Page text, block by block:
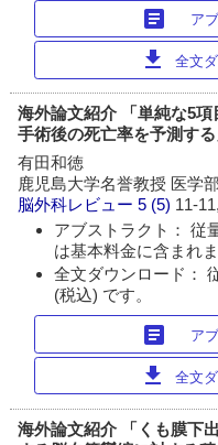
article ア
download 全文
海外論文紹介 「単純な5
手術後の死亡率を予測する
有田和徳
鹿児島大学名誉教授 医学
脳外科レビュー 5 (5) 11-
アブストラクト： 従
は基本料金に含まれま
全文ダウンロード：
(税込) です。
article ア
download 全文
海外論文紹介 「くも膜下